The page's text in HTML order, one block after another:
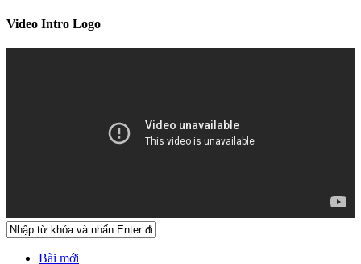
Video Intro Logo
Bài mới